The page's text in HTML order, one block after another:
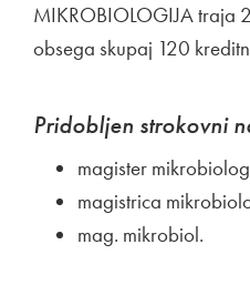
MIKROBIOLOGIJA traja
obsega skupaj 120
Pridobljen strokovni
magister
magistrica
mag. mikrobiol.